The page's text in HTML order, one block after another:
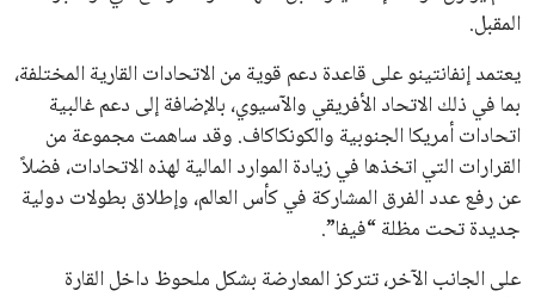
انضم إلى قائمة المشتركين لدينا لتحصل على أحدث الأخبار، التحديثات
والعروض الخاصة مباشرة في صندوق بريدك
اشتراك
جميع الحقوق محفوظة لموقعنا ايوا مصر